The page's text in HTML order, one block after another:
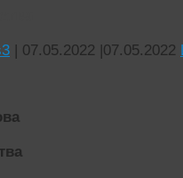
| 07.05.2022 |07.05.2022